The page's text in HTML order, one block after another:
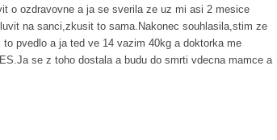
o ozdravovne a ja se sverila ze uz mi asi 2 mesice
na sanci,zkusit to sama.Nakonec souhlasila,stim ze
pvedlo a ja ted ve 14 vazim 40kg a doktorka me
se z toho dostala a budu do smrti vdecna mamce a